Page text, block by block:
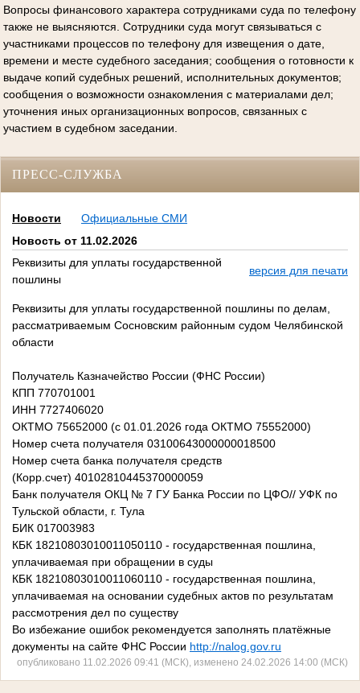
Вопросы финансового характера сотрудниками суда по телефону
также не выясняются. Сотрудники суда могут связываться с
участниками процессов по телефону для извещения о дате,
времени и месте судебного заседания; сообщения о готовности к
выдаче копий судебных решений, исполнительных документов;
сообщения о возможности ознакомления с материалами дел;
уточнения иных организационных вопросов, связанных с
участием в судебном заседании.
ПРЕСС-СЛУЖБА
Новости
Официальные СМИ
Новость от 11.02.2026
Реквизиты для уплаты государственной
пошлины
версия для печати
Реквизиты для уплаты государственной пошлины по делам,
рассматриваемым Сосновским районным судом Челябинской
области
Получатель Казначейство России (ФНС России)
КПП 770701001
ИНН 7727406020
ОКТМО 75652000 (с 01.01.2026 года ОКТМО 75552000)
Номер счета получателя 03100643000000018500
Номер счета банка получателя средств
(Корр.счет) 40102810445370000059
Банк получателя ОКЦ № 7 ГУ Банка России по ЦФО// УФК по
Тульской области, г. Тула
БИК 017003983
КБК 18210803010011050110 - государственная пошлина,
уплачиваемая при обращении в суды
КБК 18210803010011060110 - государственная пошлина,
уплачиваемая на основании судебных актов по результатам
рассмотрения дел по существу
Во избежание ошибок рекомендуется заполнять платёжные
документы на сайте ФНС России http://nalog.gov.ru
опубликовано 11.02.2026 09:41 (МСК), изменено 24.02.2026 14:00 (МСК)